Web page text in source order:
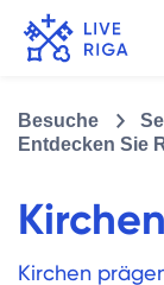
Besuche
Entdecken Sie
Kirchen
Kirchen